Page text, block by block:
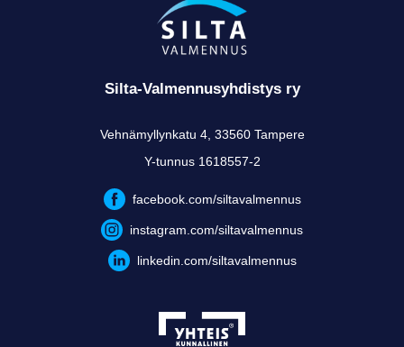
Silta-Valmennusyhdistys ry
Vehnämyllynkatu 4, 33560 Tampere
Y-tunnus 1618557-2
facebook.com/siltavalmennus
instagram.com/siltavalmennus
linkedin.com/siltavalmennus